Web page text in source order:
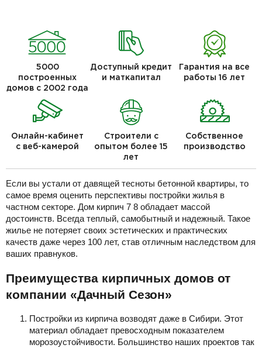
5000
построенных
домов с 2002 года
Доступный кредит
и маткапитал
Гарантия на все
работы 16 лет
Онлайн-кабинет
с веб-камерой
Строители с
опытом более 15
лет
Собственное
производство
Если вы устали от давящей тесноты бетонной квартиры, то
самое время оценить перспективы постройки жилья в
частном секторе. Дом кирпич 7 8 обладает массой
достоинств. Всегда теплый, самобытный и надежный. Такое
жилье не потеряет своих эстетических и практических
качеств даже через 100 лет, став отличным наследством для
ваших правнуков.
Преимущества кирпичных домов от
компании «Дачный Сезон»
Постройки из кирпича возводят даже в Сибири. Этот
материал обладает превосходным показателем
морозоустойчивости. Большинство наших проектов так